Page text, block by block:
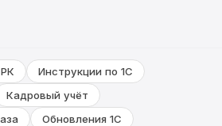
Инструкции по 1С
Кадровый учёт
Обновления 1С